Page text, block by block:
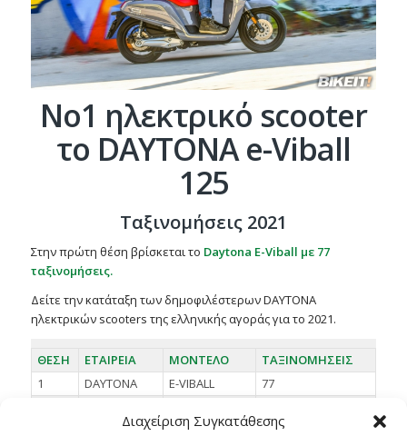
Διαχείριση Συγκατάθεσης
No1 ηλεκτρικό scooter
το DAYTONA e-Viball
125
Ταξινομήσεις 2021
Στην πρώτη θέση βρίσκεται το Daytona E-Viball με 77
ταξινομήσεις.
Δείτε την κατάταξη των δημοφιλέστερων DAYTONA
ηλεκτρικών scooters της ελληνικής αγοράς για το 2021.
ΘΕΣΗ ΕΤΑΙΡΕΙΑ ΜΟΝΤΕΛΟ
ΤΑΞΙΝΟΜΗΣΕΙΣ
1
DAYTONA E-VIBALL
77
DAYTONA F8 DELIROAD 12